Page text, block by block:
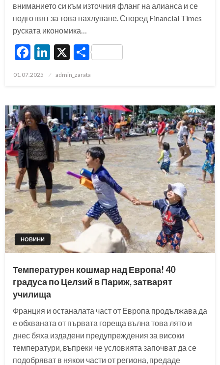
вниманието си към източния фланг на алианса и се
подготвят за това нахлуване. Според Financial Times
руската икономика…
Facebook
LinkedIn
X Share
Posted
01.07.2025 admin_zarata
НОВИНИ
Температурен кошмар над Европа! 40
градуса по Целзий в Париж, затварят
училища
Франция и останалата част от Европа продължава да
е обхваната от първата гореща вълна това лято и
днес бяха издадени предупреждения за високи
температури, въпреки че условията започват да се
подобряват в някои части от региона, предаде